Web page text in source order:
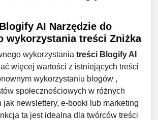
AI Narzędzie do
wykorzystania treści Zniżka
wykorzystania treści Blogify AI
więcej wartości z istniejących treści
wykorzystaniu blogów ,
społecznościowych w różnych
jak newslettery, e-booki lub marketing
ta jest idealna dla twórców treści